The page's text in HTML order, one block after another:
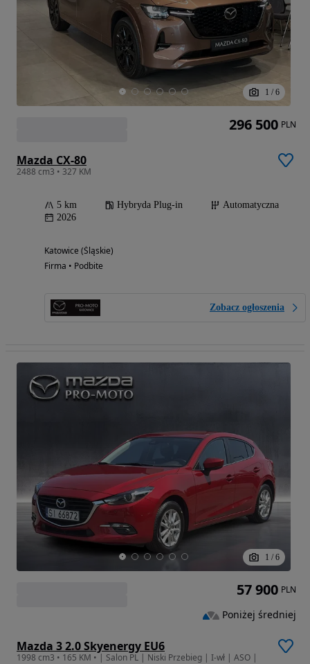
1 / 6
Mazda CX-80
2488 cm3 • 327 KM
5 km Hybryda Plug-in
Automatyczna
2026
Katowice (Śląskie)
Firma • Podbite
Zobacz ogłoszenia
296 500 PLN
1 / 6
Mazda 3 2.0 Skyenergy EU6
1998 cm3 • 165 KM • | Salon PL | Niski Przebieg | I-wł | ASO |
57 900 PLN
Poniżej średniej